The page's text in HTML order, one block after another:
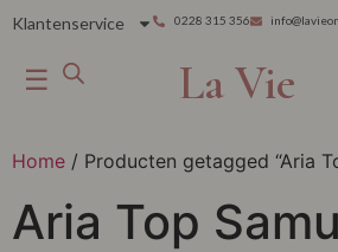
Klantenservice 0228 315 356
☰ La Vie
Home / Producten getagged “Aria
Aria Top